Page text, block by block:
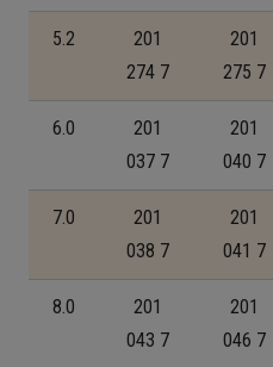
5.2
201
274 7
201
275 7
6.0
201
037 7
201
040 7
7.0
201
038 7
201
041 7
8.0
201
043 7
201
046 7